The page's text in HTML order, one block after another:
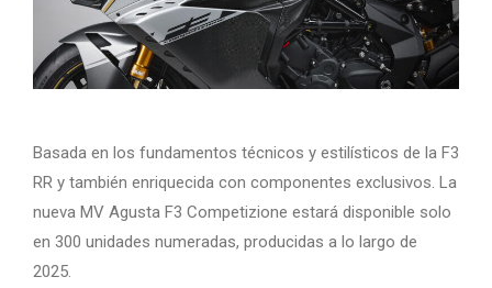
Basada en los fundamentos técnicos y estilísticos de la F3
RR y también enriquecida con componentes exclusivos. La
nueva MV Agusta F3 Competizione estará disponible solo
en 300 unidades numeradas, producidas a lo largo de
2025.